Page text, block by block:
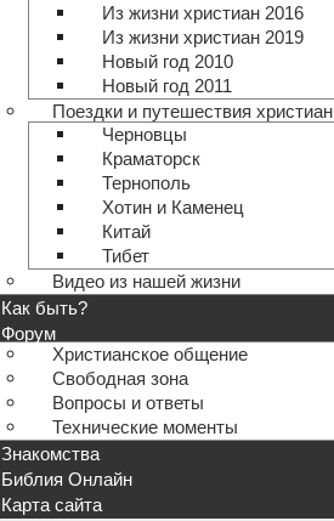
Из жизни христиан 2016
Из жизни христиан 2019
Новый год 2010
Новый год 2011
Поездки и путешествия христиан
Черновцы
Краматорск
Тернополь
Хотин и Каменец
Китай
Тибет
Видео из нашей жизни
Как быть?
Форум
Христианское общение
Свободная зона
Вопросы и ответы
Технические моменты
Знакомства
Библия Онлайн
Карта сайта